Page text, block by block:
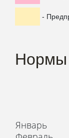
-
Нормы
Январь